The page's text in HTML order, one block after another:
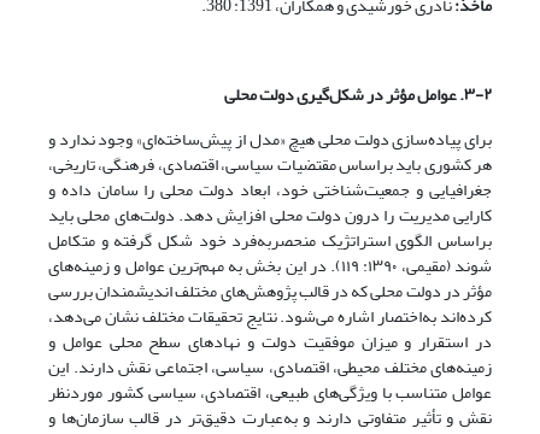
۳-۲. عوامل مؤثر در شکل‌گیری دولت محلی
برای پیاده‌سازی دولت محلی هیچ «مدل از پیش‌ساخته‌ای» وجود ندارد و
هر کشوری باید براساس مقتضیات سیاسی، اقتصادی، فرهنگی، تاریخی،
جغرافیایی و جمعیت‌شناختی خود، ابعاد دولت محلی را سامان داده و
کارایی مدیریت را درون دولت محلی افزایش دهد. دولت‌های محلی باید
براساس الگوی استراتژیک منحصربه‌فرد خود شکل ‌گرفته و متکامل
شوند (مقیمی، ۱۳۹۰: ۱۱۹). در این بخش به مهم‌ترین عوامل و زمینه‌های
مؤثر در دولت محلی که در قالب پژوهش‌های مختلف اندیشمندان بررسی‌
کرده‌اند به‌اختصار اشاره می‌شود. نتایج تحقیقات مختلف نشان‌ می‌دهد،
در استقرار و میزان موفقیت دولت و نهادهای سطح محلی عوامل و
زمینه‌های مختلف محیطی، اقتصادی، سیاسی، اجتماعی نقش دارند. این
عوامل متناسب با ویژگی‌های طبیعی، اقتصادی، سیاسی کشور موردنظر
نقش و تأثیر متفاوتی دارند و به‌عبارت دقیق‌تر در قالب سازمان‌ها و